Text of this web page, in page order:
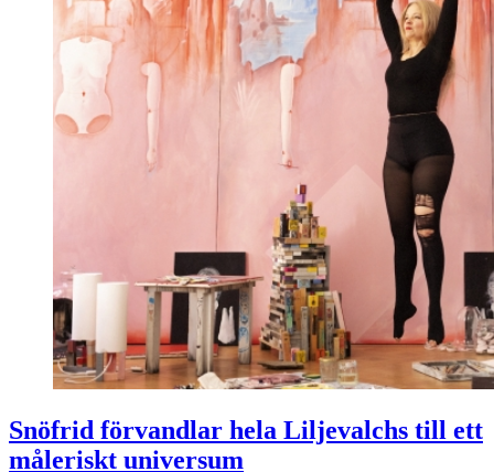
Snöfrid förvandlar hela Liljevalchs till ett
måleriskt universum